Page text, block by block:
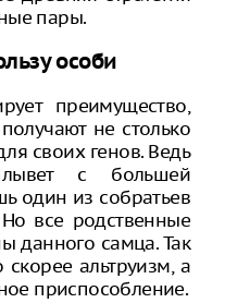
пары.
особи
преимущество,
не столько
своих генов. Ведь
с большей
один из собратьев
Но все родственные
данного самца. Так
альтруизм, а
приспособление.